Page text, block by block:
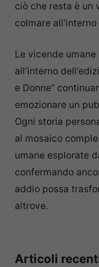
ciò che resta è un
colmare
Le vicende
all’interno
e Donne”
emozionare un
Ogni storia
al mosaico
umane esplorate
confermando
addio possa
altrove.
Articoli